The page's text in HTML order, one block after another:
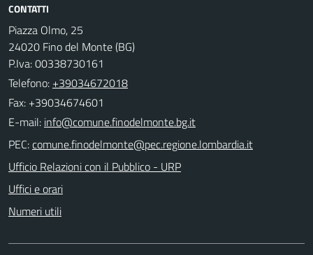
CONTATTI
Piazza Olmo, 25
24020 Fino del Monte (BG)
P.Iva: 00338730161
Telefono: +39034672018
Fax: +39034674601
E-mail:
PEC:
Ufficio Relazioni con il Pubblico - URP
Uffici e orari
Numeri utili